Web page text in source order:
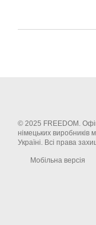
© 2025 FREEDOM.
німецьких виробників
Україні. Всі права
Мобільна версія